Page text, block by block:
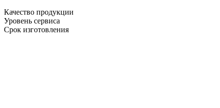
Качество продукции
Уровень сервиса
Срок изготовления